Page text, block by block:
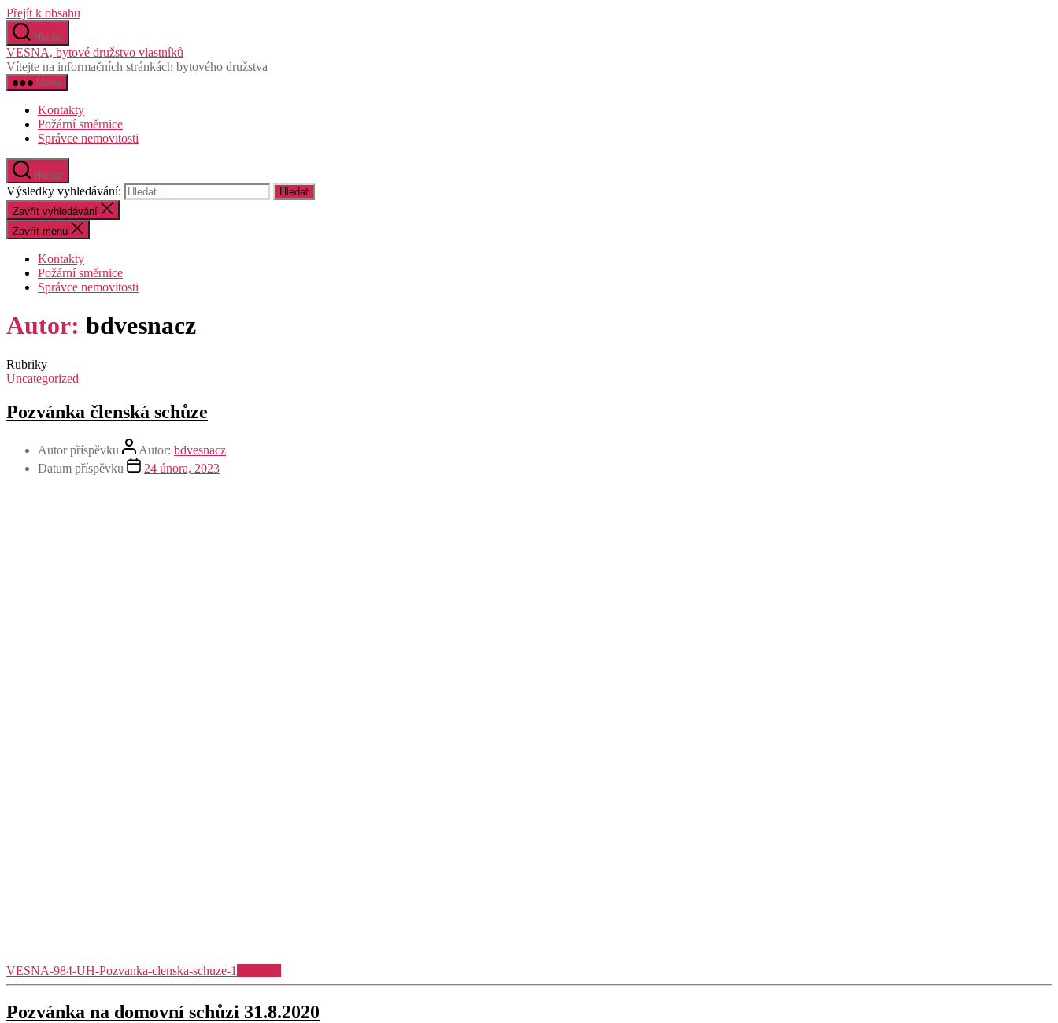
Přejít k obsahu
Hledat
VESNA, bytové družstvo vlastníků
Vítejte na informačních stránkách bytového družstva
Menu
Kontakty
Požární směrnice
Správce nemovitosti
Hledat
Výsledky vyhledávání:
Zavřít vyhledávání
Zavřít menu
Kontakty
Požární směrnice
Správce nemovitosti
Autor: bdvesnacz
Rubriky
Uncategorized
Pozvánka členská schůze
Autor příspěvku Autor: bdvesnacz
Datum příspěvku
24 února, 2023
VESNA-984-UH-Pozvanka-clenska-schuze-1
Pozvánka na domovní schůzi 31.8.2020